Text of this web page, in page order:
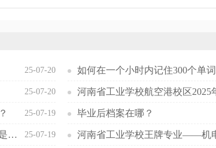
25-07-20 如何在一个小时内记住300个单词
25-07-20
25-07-19 毕业后档案在哪？
河南省工业学校排名第几？前十？前五还是前三 25-07-19